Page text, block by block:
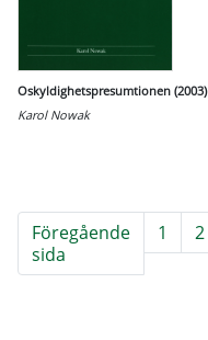
Oskyldighetspresumtionen (2003)
Karol Nowak
Föregående
sida
1 2